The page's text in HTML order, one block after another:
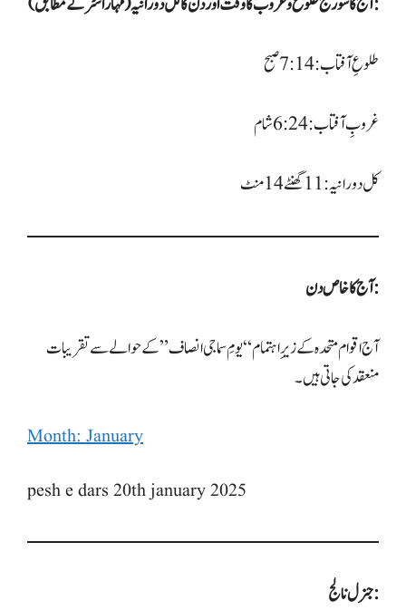
طلوعِ آفتاب: 7:14 صبح
غروبِ آفتاب: 6:24 شام
کل دورانیہ: 11 گھنٹے 14 منٹ
آج کا خاص دن:
آج اقوام متحدہ کے زیرِ اہتمام “یومِ سماجی انصاف” کے حوالے سے تقریبات
منعقد کی جاتی ہیں۔
Month: January
pesh e dars 20th january 2025
جنرل نالج: